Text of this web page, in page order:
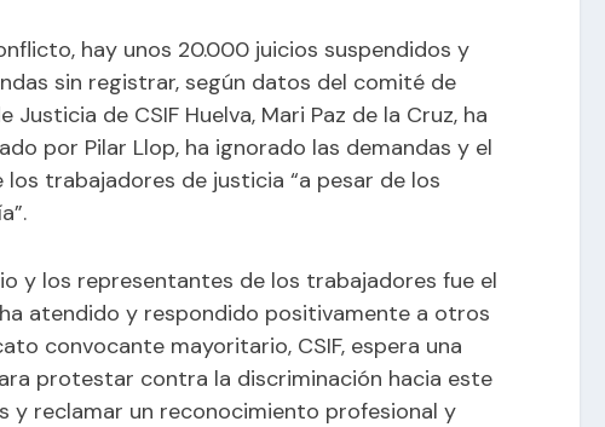
hay unos 20.000 juicios suspendidos y
sin registrar, según datos del comité de
de CSIF Huelva, Mari Paz de la Cruz, ha
por Pilar Llop, ha ignorado las demandas y el
trabajadores de justicia “a pesar de los
y los representantes de los trabajadores fue el
atendido y respondido positivamente a otros
convocante mayoritario, CSIF, espera una
protestar contra la discriminación hacia este
reclamar un reconocimiento profesional y